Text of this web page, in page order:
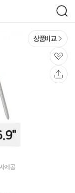
검
색
상품비교
관
심
제공